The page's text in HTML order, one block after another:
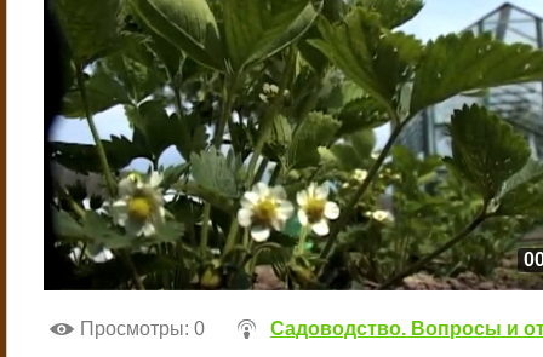
Просмотры: 0 Садоводство. Вопросы и